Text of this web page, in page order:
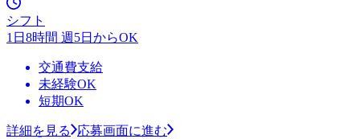
シフト
1日8時間 週5日からOK
交通費支給
未経験OK
短期OK
詳細を見る
応募画面に進む